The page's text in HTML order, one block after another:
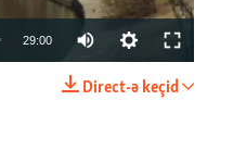
29:00
Direct-ə keçid